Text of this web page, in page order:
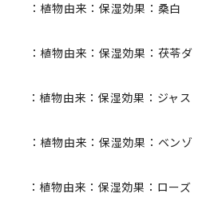
物由来：保湿効果：桑白
植物由来：保湿効果：茯苓ダ
由来：保湿効果：ジャス
由来：保湿効果：ベンゾ
由来：保湿効果：ローズ